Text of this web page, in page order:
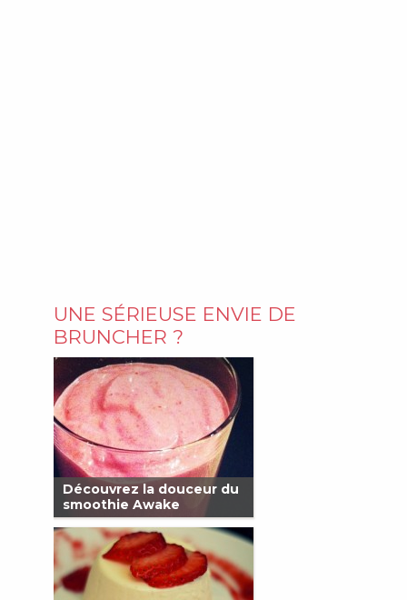
UNE SÉRIEUSE ENVIE DE
BRUNCHER ?
Découvrez la douceur du
smoothie Awake